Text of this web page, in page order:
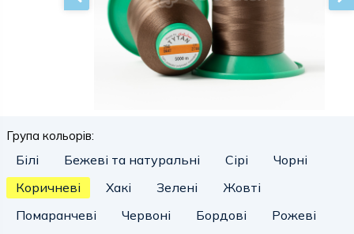
Група кольорів:
Білі Бежеві та натуральні Сірі
Чорні
Коричневі
Хакі Зелені
Жовті
Помаранчеві
Червоні Бордові
Рожеві